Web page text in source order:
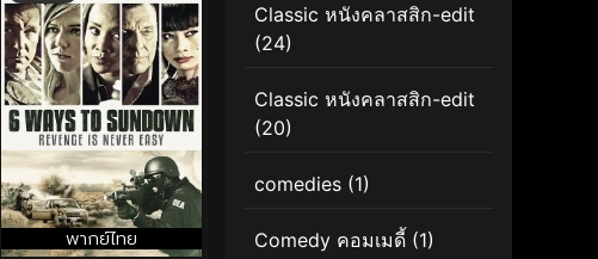
พากย์ไทย
Classic หนังคลาสสิก-edit
(24)
Classic หนังคลาสสิก-edit
(20)
comedies (1)
Comedy คอมเมดี้ (1)